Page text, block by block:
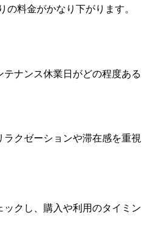
料金がかなり下がります。
ナンス休業日がどの程度ある
クゼーションや滞在感を重視
クし、購入や利用のタイミン